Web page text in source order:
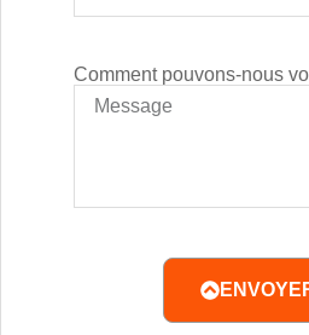
Comment pouvons-nous